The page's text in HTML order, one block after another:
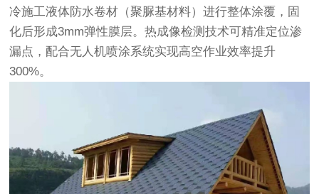
冷施工液体防水卷材（聚脲基材料）进行整体涂覆，固
化后形成3mm弹性膜层。热成像检测技术可精准定位渗
漏点，配合无人机喷涂系统实现高空作业效率提升
300%。